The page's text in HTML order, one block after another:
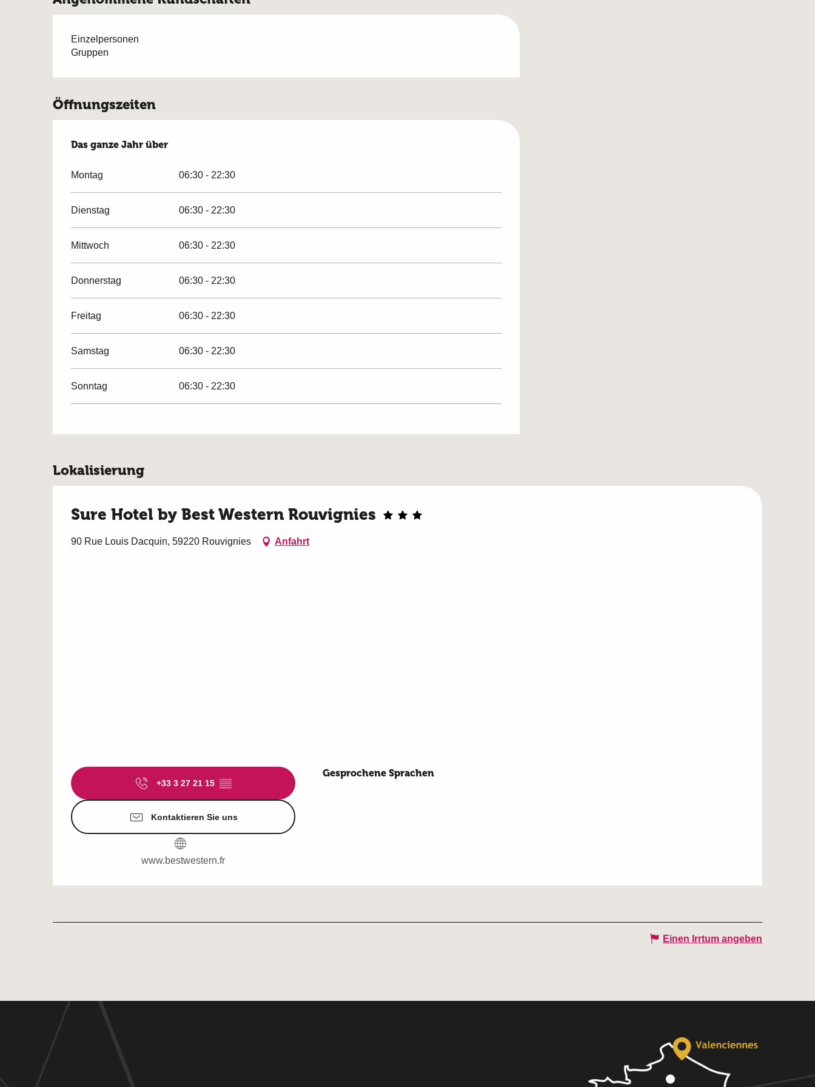
Einzelpersonen
Gruppen
Öffnungszeiten
Das ganze Jahr über
Das ganze Jahr über
Montag 06:30 - 22:30
Dienstag 06:30 - 22:30
Mittwoch 06:30 - 22:30
Donnerstag 06:30 - 22:30
Freitag 06:30 - 22:30
Samstag 06:30 - 22:30
Sonntag 06:30 - 22:30
Lokalisierung
Sure Hotel by Best Western Rouvignies
90 Rue Louis Dacquin, 59220 Rouvignies Anfahrt
+33 3 27 21 15 ▒▒
Kontaktieren Sie uns
www.bestwestern.fr
Gesprochene Sprachen
Gesprochene Sprachen
Einen Irrtum angeben